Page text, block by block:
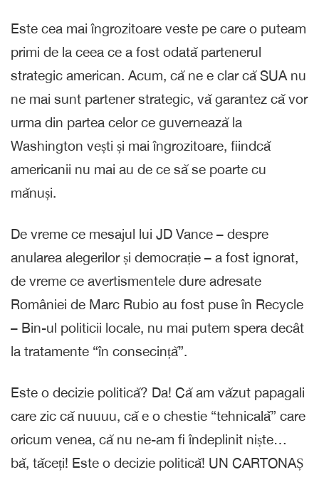
Este cea mai îngrozitoare veste pe care o puteam
primi de la ceea ce a fost odată partenerul
strategic american. Acum, că ne e clar că SUA nu
ne mai sunt partener strategic, vă garantez că vor
urma din partea celor ce guvernează la
Washington vești și mai îngrozitoare, fiindcă
americanii nu mai au de ce să se poarte cu
mănuși.
De vreme ce mesajul lui JD Vance – despre
anularea alegerilor și democrație – a fost ignorat,
de vreme ce avertismentele dure adresate
României de Marc Rubio au fost puse în Recycle
– Bin-ul politicii locale, nu mai putem spera decât
la tratamente “în consecință”.
Este o decizie politică? Da! Că am văzut papagali
care zic că nuuuu, că e o chestie “tehnicalǎ” care
oricum venea, că nu ne-am fi îndeplinit niște…
bă, tăceți! Este o decizie politică! UN CARTONAȘ